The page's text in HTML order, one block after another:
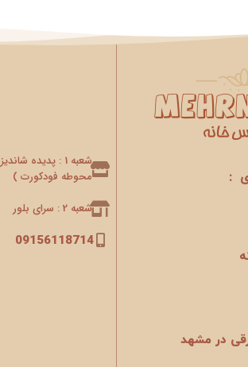
ی :
در مشهد
شعبه 1 : پدیده
محوطه فودکورت )
شعبه 2 : سرای بلور
09156118714